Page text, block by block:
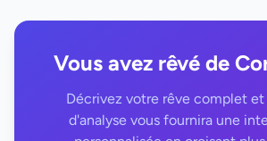
Vous avez rêvé de
Décrivez votre rêve complet
d'analyse vous fournira une